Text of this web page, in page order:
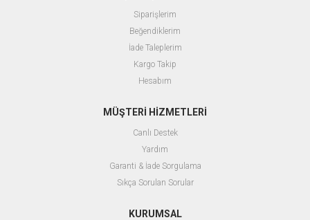
Siparişlerim
Beğendiklerim
İade Taleplerim
Kargo Takip
Hesabım
MÜŞTERİ HİZMETLERİ
Canlı Destek
Yardım
Garanti & İade Sorgulama
Sıkça Sorulan Sorular
KURUMSAL